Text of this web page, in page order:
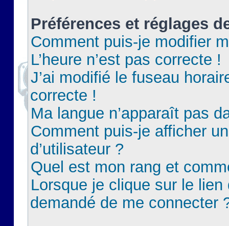
Préférences et réglages
Comment puis-je modifier
L’heure n’est pas correcte !
J’ai modifié le fuseau
correcte !
Ma langue n’apparaît pas
Comment puis-je afficher
d’utilisateur ?
Quel est mon rang et
Lorsque je clique sur le lien
demandé de me connecter